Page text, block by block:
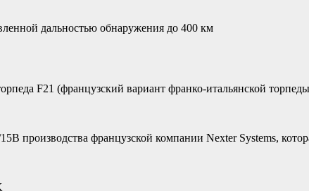
дальностью обнаружения до 400 км
F21 (французский вариант франко-итальянской
производства французской компании Nexter Systems,